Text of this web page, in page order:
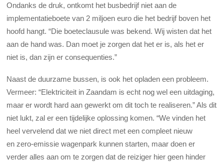
Ondanks de druk, ontkomt het busbedrijf niet aan de
implementatieboete van 2 miljoen euro die het bedrijf boven het
hoofd hangt. “Die boeteclausule was bekend. Wij wisten dat het
aan de hand was. Dan moet je zorgen dat het er is, als het er
niet is, dan zijn er consequenties.”
Naast de duurzame bussen, is ook het opladen een probleem.
Vermeer: “Elektriciteit in Zaandam is echt nog wel een uitdaging,
maar er wordt hard aan gewerkt om dit toch te realiseren.” Als dit
niet lukt, zal er een tijdelijke oplossing komen. “We vinden het
heel vervelend dat we niet direct met een compleet nieuw
en zero-emissie wagenpark kunnen starten, maar doen er
verder alles aan om te zorgen dat de reiziger hier geen hinder